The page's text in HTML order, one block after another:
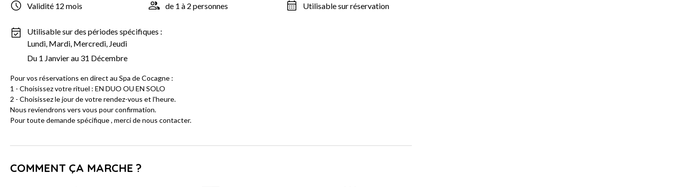
Validité 12 mois de 1 à 2 personnes Utilisable sur réservation
Utilisable sur des périodes spécifiques :
Lundi, Mardi, Mercredi, Jeudi
Du 1 Janvier au 31 Décembre
Pour vos réservations en direct au Spa de Cocagne :
1 - Choisissez votre rituel : EN DUO OU EN SOLO
2 - Choisissez le jour de votre rendez-vous et l'heure.
Nous reviendrons vers vous pour confirmation.
Pour toute demande spécifique , merci de nous contacter.
COMMENT ÇA MARCHE ?